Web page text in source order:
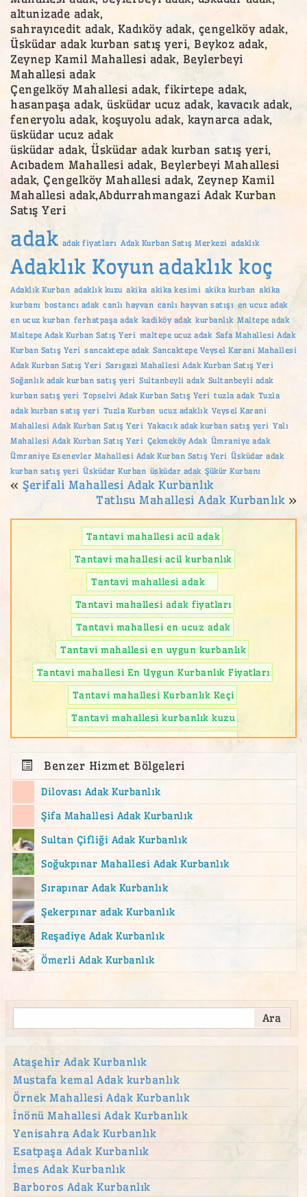
altunizade adak,
sahrayıcedit adak, Kadıköy adak, çengelköy adak,
Üsküdar adak kurban satış yeri, Beykoz adak,
Zeynep Kamil Mahallesi adak, Beylerbeyi
Mahallesi adak
Çengelköy Mahallesi adak, fikirtepe adak,
hasanpaşa adak, üsküdar ucuz adak, kavacık adak,
feneryolu adak, koşuyolu adak, kaynarca adak,
üsküdar ucuz adak
üsküdar adak, Üsküdar adak kurban satış yeri,
Acıbadem Mahallesi adak, Beylerbeyi Mahallesi
adak, Çengelköy Mahallesi adak, Zeynep Kamil
Mahallesi adak,Abdurrahmangazi Adak Kurban
Satış Yeri
adak adak fiyatları Adak Kurban Satış Merkezi adaklık
Adaklık Koyun adaklık koç
Adaklık Kurban adaklık kuzu akika akika kesimi akika kurban akika
kurbanı bostancı adak canlı hayvan canlı hayvan satışı en ucuz adak
en ucuz kurban ferhatpaşa adak kadiköy adak kurbanlık Maltepe adak
Maltepe Adak Kurban Satış Yeri maltepe ucuz adak Safa Mahallesi Adak
Kurban Satış Yeri sancaktepe adak Sancaktepe Veysel Karani Mahallesi
Adak Kurban Satış Yeri Sarıgazi Mahallesi Adak Kurban Satış Yeri
Soğanlık adak kurban satış yeri Sultanbeyli adak Sultanbeyli adak
kurban satış yeri Topselvi Adak Kurban Satış Yeri tuzla adak Tuzla
adak kurban satış yeri Tuzla Kurban ucuz adaklık Veysel Karani
Mahallesi Adak Kurban Satış Yeri Yakacık adak kurban satış yeri Yalı
Mahallesi Adak Kurban Satış Yeri Çekmeköy Adak Ümraniye adak
Ümraniye Esenevler Mahallesi Adak Kurban Satış Yeri Üsküdar adak
kurban satış yeri Üsküdar Kurban üsküdar adak Şükür Kurbanı
« Şerifali Mahallesi Adak Kurbanlık
Tatlısu Mahallesi Adak Kurbanlık »
Tantavi mahallesi acil adak
Tantavi mahallesi acil kurbanlık
Tantavi mahallesi adak
Tantavi mahallesi adak fiyatları
Tantavi mahallesi en ucuz adak
Tantavi mahallesi en uygun kurbanlık
Tantavi mahallesi En Uygun Kurbanlık Fiyatları
Tantavi mahallesi Kurbanlık Keçi
Tantavi mahallesi kurbanlık kuzu
Tantavi mahallesi ucuz kurbanlık
Benzer Hizmet Bölgeleri
Dilovası Adak Kurbanlık
Şifa Mahallesi Adak Kurbanlık
Sultan Çifliği Adak Kurbanlık
Soğukpınar Mahallesi Adak Kurbanlık
Sırapınar Adak Kurbanlık
Şekerpınar adak Kurbanlık
Reşadiye Adak Kurbanlık
Ömerli Adak Kurbanlık
Ataşehir Adak Kurbanlık
Mustafa kemal Adak kurbanlık
Örnek Mahallesi Adak Kurbanlık
İnönü Mahallesi Adak Kurbanlık
Yenisahra Adak Kurbanlık
Esatpaşa Adak Kurbanlık
İmes Adak Kurbanlık
Barboros Adak Kurbanlık